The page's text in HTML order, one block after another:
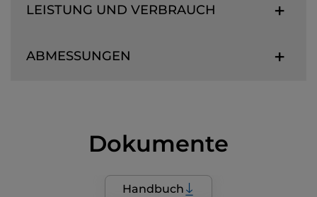
LEISTUNG UND VERBRAUCH
ABMESSUNGEN
Dokumente
Handbuch